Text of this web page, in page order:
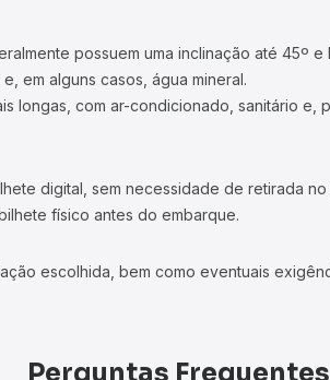
possuem uma inclinação até 45º e
em alguns casos, água mineral.
longas, com ar-condicionado, sanitário e,
digital, sem necessidade de retirada no
físico antes do embarque.
escolhida, bem como eventuais
Perguntas Frequentes